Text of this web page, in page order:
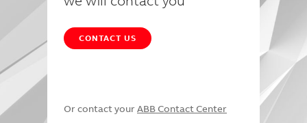
CONTACT US
Or contact your ABB Contact Center